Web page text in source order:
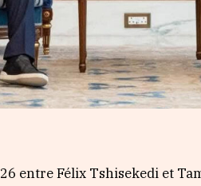
entre Félix Tshisekedi et